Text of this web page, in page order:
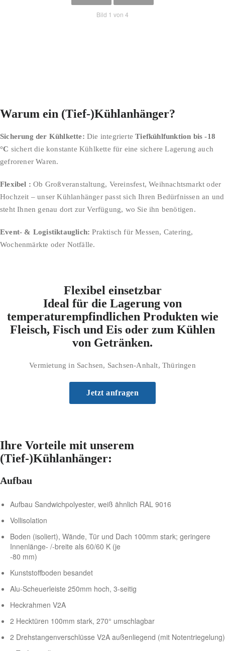
Bild 1 von 4
Warum ein (Tief-)Kühlanhänger?
Sicherung der Kühlkette: Die integrierteTiefkühlfunktion bis -18
°C sichert die konstante Kühlkette für eine sichere Lagerung auch
gefrorener Waren.
Flexibel : Ob Großveranstaltung, Vereinsfest, Weihnachtsmarkt oder
Hochzeit – unser Kühlanhänger passt sich Ihren Bedürfnissen an und
steht Ihnen genau dort zur Verfügung, wo Sie ihn benötigen.
Event- & Logistiktauglich: Praktisch für Messen, Catering,
Wochenmärkte oder Notfälle.
Flexibel einsetzbar
Ideal für die Lagerung von
temperaturempfindlichen Produkten wie
Fleisch, Fisch und Eis oder zum Kühlen
von Getränken.
Vermietung in Sachsen, Sachsen-Anhalt, Thüringen
Jetzt anfragen
Ihre Vorteile mit unserem
(Tief-)Kühlanhänger:
Aufbau
Aufbau Sandwichpolyester, weiß ähnlich RAL 9016
Vollisolation
Boden (isoliert), Wände, Tür und Dach 100mm stark; geringere
Innenlänge- /-breite als 60/60 K (je
-80 mm)
Kunststoffboden besandet
Alu-Scheuerleiste 250mm hoch, 3-seitig
Heckrahmen V2A
2 Hecktüren 100mm stark, 270° umschlagbar
2 Drehstangenverschlüsse V2A außenliegend (mit Notentriegelung)